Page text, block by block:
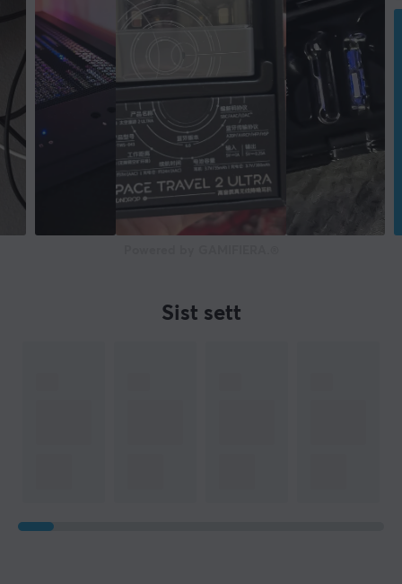
Hvit
FORBINDELSE
Tilkobling til
USB-A (Hun), USB-C (Hun)
GARANTI
Produsentens garanti
Sist sett